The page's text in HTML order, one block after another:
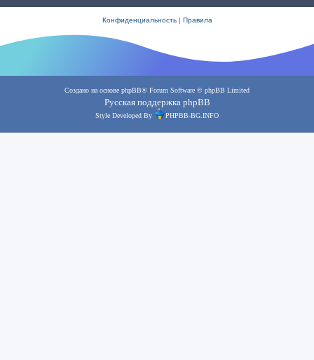
Конфиденциальность| Правила
Создано на основе phpBB® Forum Software © phpBB Limited
Русская поддержка phpBB
Style Developed By PHPBB-BG.INFO